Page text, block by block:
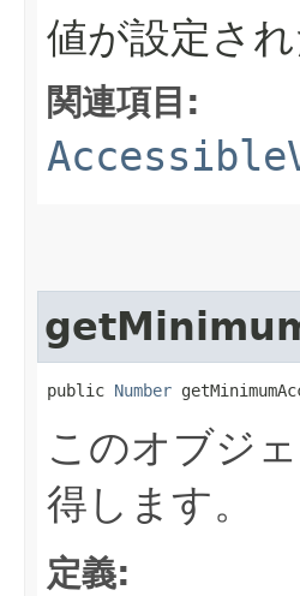
値が設定さ
関連項目:
public Number
このオブジ
得します。
定義: